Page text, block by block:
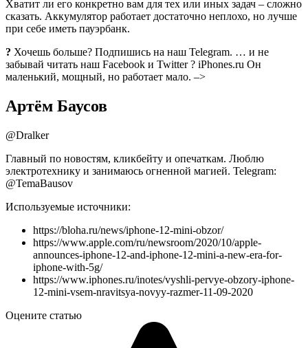
Хватит ли его конкретно вам для тех или иных задач – сложно
сказать. Аккумулятор работает достаточно неплохо, но лучше
при себе иметь пауэрбанк.
? Хочешь больше? Подпишись на наш Telegram. … и не
забывай читать наш Facebook и Twitter ? iPhones.ru Он
маленький, мощный, но работает мало. –>
Артём Баусов
@Dralker
Главный по новостям, кликбейту и опечаткам. Люблю
электротехнику и занимаюсь огненной магией. Telegram:
@TemaBausov
Используемые источники:
https://bloha.ru/news/iphone-12-mini-obzor/
https://www.apple.com/ru/newsroom/2020/10/apple-
announces-iphone-12-and-iphone-12-mini-a-new-era-for-
iphone-with-5g/
https://www.iphones.ru/inotes/vyshli-pervye-obzory-iphone-
12-mini-vsem-nravitsya-novyy-razmer-11-09-2020
Оцените статью